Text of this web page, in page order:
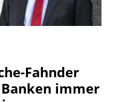
Fahnder
immer